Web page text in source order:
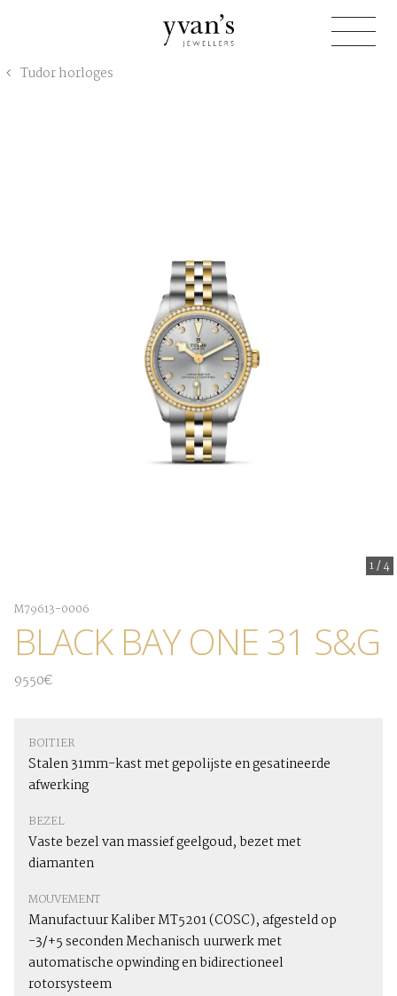
Tudor horloges
1/4
M79613-0006
BLACK BAY ONE 31 S&G
9550€
BOITIER
Stalen 31mm-kast met gepolijste en gesatineerde
afwerking
BEZEL
Vaste bezel van massief geelgoud, bezet met
diamanten
MOUVEMENT
Manufactuur Kaliber MT5201 (COSC), afgesteld op
-3/+5 seconden Mechanisch uurwerk met
automatische opwinding en bidirectioneel
rotorsysteem